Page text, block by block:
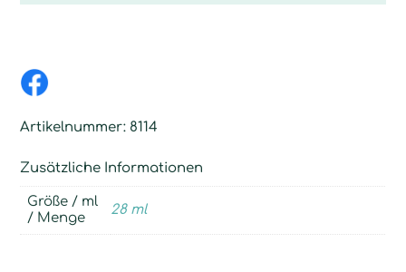
Artikelnummer: 8114
Zusätzliche Informationen
Größe / ml
/ Menge
28 ml